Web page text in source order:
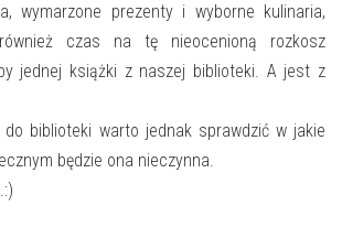
wymarzone prezenty i wyborne kulinaria,
czas na tę nieocenioną rozkosz
jednej książki z naszej biblioteki. A jest z
do biblioteki warto jednak sprawdzić w jakie
będzie ona nieczynna.